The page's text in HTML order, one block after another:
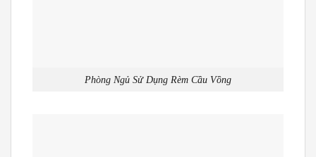
Phòng Ngủ Sử Dụng Rèm Cầu Vồng